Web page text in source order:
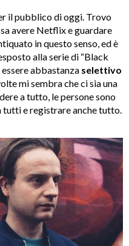
il pubblico di oggi. Trovo
avere Netflix e guardare
in questo senso, ed è
alla serie di “Black
abbastanza selettivo
mi sembra che ci sia una
a tutto, le persone sono
tutti e registrare anche tutto.